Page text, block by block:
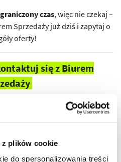
plików cookie
do spersonalizowania treści
czas, więc nie czekaj –
Sprzedaży już dziś i zapytaj o
oferty!
się z Biurem
inwestycje